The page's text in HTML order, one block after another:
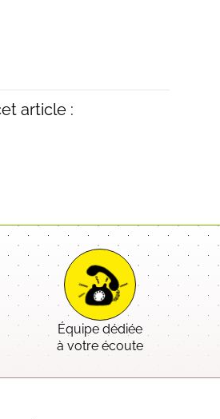
article :
Équipe dédiée
à votre écoute